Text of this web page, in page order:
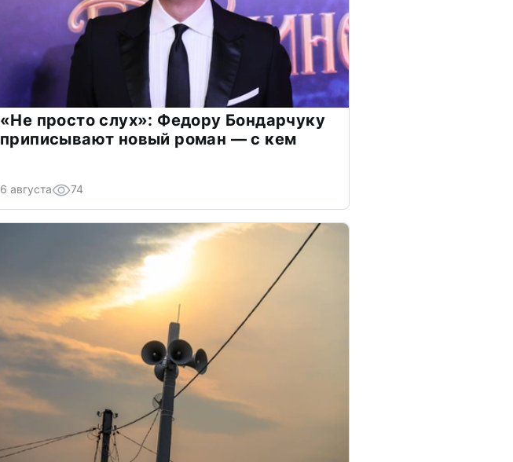
«Не просто слух»: Федору Бондарчуку
приписывают новый роман — с кем
6 августа 74